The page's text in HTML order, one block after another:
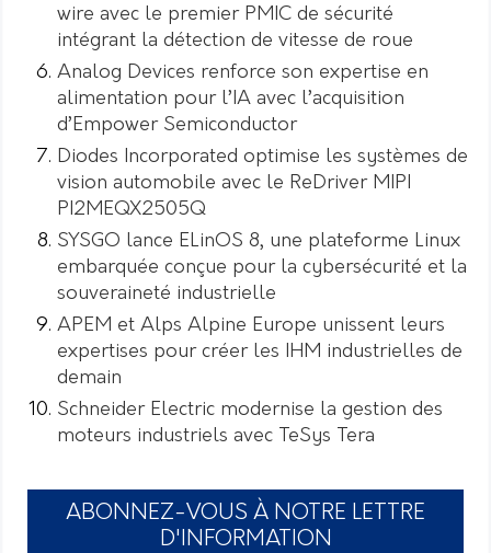
wire avec le premier PMIC de sécurité
intégrant la détection de vitesse de roue
Analog Devices renforce son expertise en
alimentation pour l’IA avec l’acquisition
d’Empower Semiconductor
Diodes Incorporated optimise les systèmes de
vision automobile avec le ReDriver MIPI
PI2MEQX2505Q
SYSGO lance ELinOS 8, une plateforme Linux
embarquée conçue pour la cybersécurité et la
souveraineté industrielle
APEM et Alps Alpine Europe unissent leurs
expertises pour créer les IHM industrielles de
demain
Schneider Electric modernise la gestion des
moteurs industriels avec TeSys Tera
ABONNEZ-VOUS À NOTRE LETTRE
D'INFORMATION